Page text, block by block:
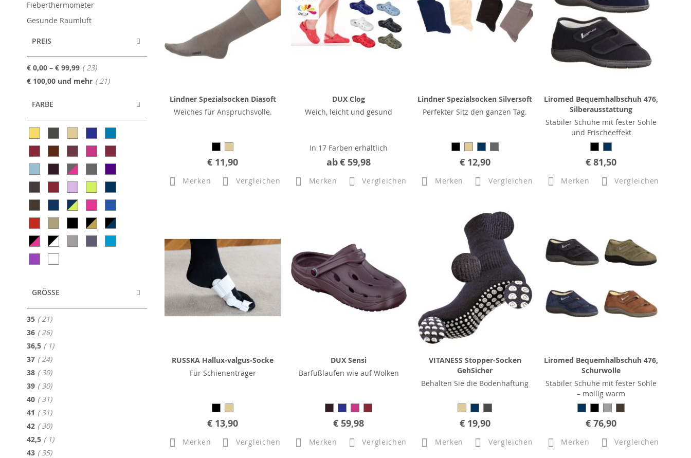
Lindner Spezialsocken Diasoft
Weiches für Anspruchsvolle.
€ 11,90
Merken Vergleichen
DUX Clog
Weich, leicht und gesund
In 17 Farben erhältlich
ab€ 59,98
Merken Vergleichen
Lindner Spezialsocken Silversoft
Perfekter Sitz den ganzen Tag.
€ 12,90
Merken Vergleichen
Liromed Bequemhalbschuh 476,
Silberausstattung
Stabiler Schuhe mit fester Sohle
und Frischeeffekt
€ 81,50
Merken Vergleichen
RUSSKA Hallux-valgus-Socke
Für Schienenträger
€ 13,90
Merken Vergleichen
DUX Sensi
Barfußlaufen wie auf Wolken
€ 59,98
Merken Vergleichen
VITANESS Stopper-Socken
GehSicher
Behalten Sie die Bodenhaftung
€ 19,90
Merken Vergleichen
Liromed Bequemhalbschuh 476,
Schurwolle
Stabiler Schuhe mit fester Sohle
– mollig warm
€ 76,90
Merken Vergleichen
Fieberthermometer
Gesunde Raumluft
PREIS
€ 0,00 – € 99,99 23Artikel
€ 100,00 und mehr 21Artikel
FARBE
GRÖSSE
35 21Artikel
36 26Artikel
36,5 1Artikel
37 24Artikel
38 30Artikel
39 30Artikel
40 31Artikel
41 31Artikel
42 30Artikel
42,5 1Artikel
43 35Artikel